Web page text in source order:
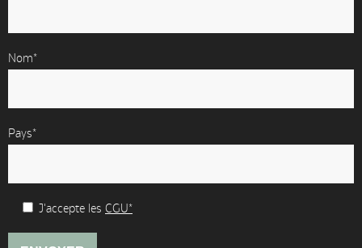
Nom*
Pays*
J'accepte les CGU*